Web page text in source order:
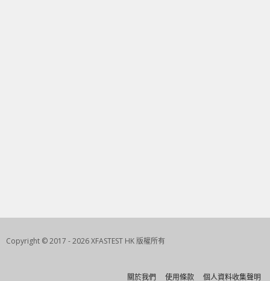
Copyright © 2017 - 2026 XFASTEST HK 版權所有
關於我們 使用條款 個人資料收集聲明